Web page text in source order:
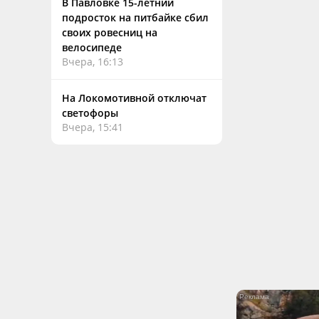
подросток на питбайке сбил
своих ровесниц на
велосипеде
Вчера, 16:13
На Локомотивной отключат
светофоры
Вчера, 15:41